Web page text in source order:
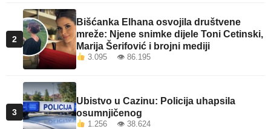
2
Bišćanka Elhana osvojila društvene
mreže: Njene snimke dijele Toni Cetinski,
Marija Šerifović i brojni mediji
3.095 👁 86.195
3
Ubistvo u Cazinu: Policija uhapsila
osumnjičenog
1.256 👁 38.624